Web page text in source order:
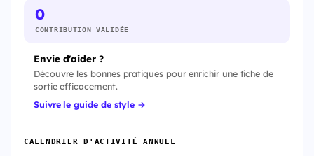
0
CONTRIBUTION VALIDÉE
Envie d'aider ?
Découvre les bonnes pratiques pour enrichir une fiche de
sortie efficacement.
Suivre le guide de style →
CALENDRIER D'ACTIVITÉ ANNUEL